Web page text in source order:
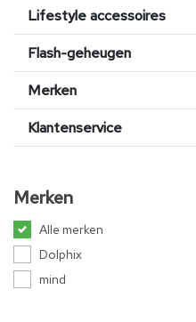
Lifestyle accessoires
Flash-geheugen
Merken
Klantenservice
Merken
Alle merken
Dolphix
mind